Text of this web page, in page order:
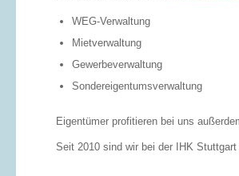
WEG-Verwaltung
Mietverwaltung
Gewerbeverwaltung
Sondereigentumsverwaltung
Eigentümer profitieren bei uns
Seit 2010 sind wir bei der IHK